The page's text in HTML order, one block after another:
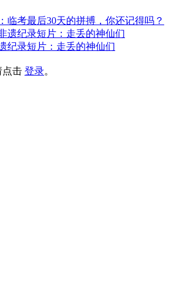
临考最后30天的拼搏，你还记得吗？
纪录短片：走丢的神仙们
点击 登录。